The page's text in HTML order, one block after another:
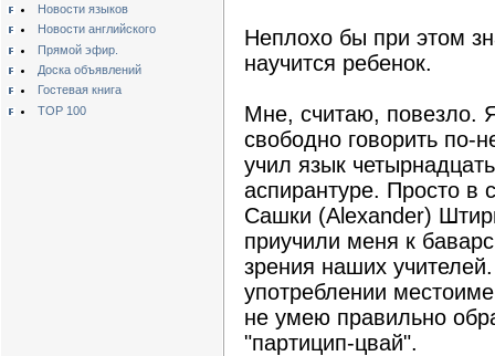
Новости языков
Новости английского
Прямой эфир.
Доска объявлений
Гостевая книга
TOP 100
Неплохо бы при этом
научится ребенок.
Мне, считаю, повезло.
свободно говорить по-
учил язык
аспирантуре. Просто в
Сашки (Alexander)
приучили меня к
зрения наших
употреблении
не умею правильно
"партицип-цвай".